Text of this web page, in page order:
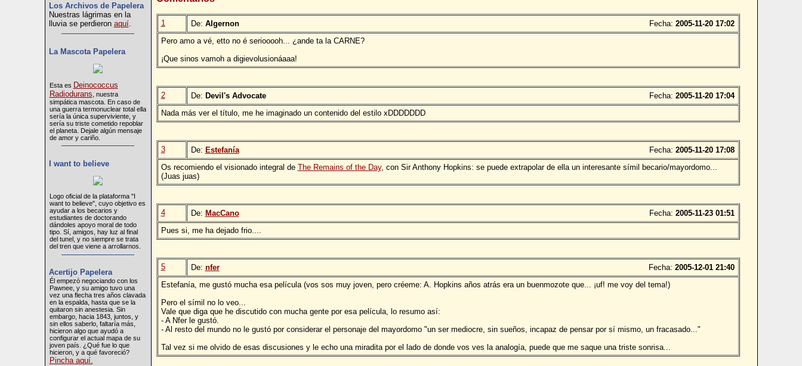
Los Archivos de Papelera
Nuestras lágrimas en la
lluvia se perdieron aquí.
La Mascota Papelera
Esta es Deinococcus
Radiodurans , nuestra
simpática mascota. En caso de
una guerra termonuclear total ella
sería la única superviviente, y
sería su triste cometido repoblar
el planeta. Dejale algún mensaje
de amor y cariño.
I want to believe
Logo oficial de la plataforma "I
want to believe", cuyo objetivo es
ayudar a los becarios y
estudiantes de doctorando
dándoles apoyo moral de todo
tipo. Sí, amigos, hay luz al final
del tunel, y no siempre se trata
del tren que viene a arrollarnos.
Acertijo Papelera
Él empezó negociando con los
Pawnee, y su amigo tuvo una
vez una flecha tres años clavada
en la espalda, hasta que se la
quitaron sin anestesia. Sin
embargo, hacia 1843, juntos, y
sin ellos saberlo, faltaría más,
hicieron algo que ayudó a
configurar el actual mapa de su
joven país. ¿Qué fue lo que
hicieron, y a qué favoreció?
Pincha aquí.
1 De: Algernon Fecha: 2005-11-20 17:02
Pero amo a vé, etto no é seriooooh... ¿ande ta la CARNE?
¡Que sinos vamoh a digievolusionáaaa!
2 De: Devil's Advocate Fecha: 2005-11-20 17:04
Nada más ver el título, me he imaginado un contenido del estilo xDDDDDDD
3 De: Estefanía Fecha: 2005-11-20 17:08
Os recomiendo el visionado integral de The Remains of the Day, con Sir Anthony Hopkins: se puede extrapolar de ella un interesante símil becario/mayordomo...
(Juas juas)
4 De: MacCano Fecha: 2005-11-23 01:51
Pues si, me ha dejado frio....
5 De: nfer Fecha: 2005-12-01 21:40
Estefanía, me gustó mucha esa película (vos sos muy joven, pero créeme: A. Hopkins años atrás era un buenmozote que... ¡uf! me voy del tema!)
Pero el símil no lo veo...
Vale que diga que he discutido con mucha gente por esa película, lo resumo así:
- A Nfer le gustó.
- Al resto del mundo no le gustó por considerar el personaje del mayordomo "un ser mediocre, sin sueños, incapaz de pensar por sí mismo, un fracasado..."
Tal vez si me olvido de esas discusiones y le echo una miradita por el lado de donde vos ves la analogía, puede que me saque una triste sonrisa...